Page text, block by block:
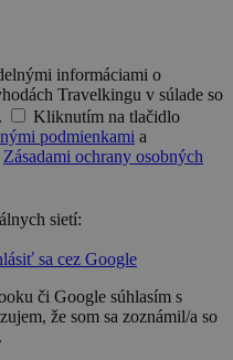
informáciami o
Travelkingu v súlade so
Kliknutím na tlačidlo
podmienkami a
Zásadami ochrany osobných
sietí:
sa cez Google
či Google súhlasím s
že som sa zoznámil/a so